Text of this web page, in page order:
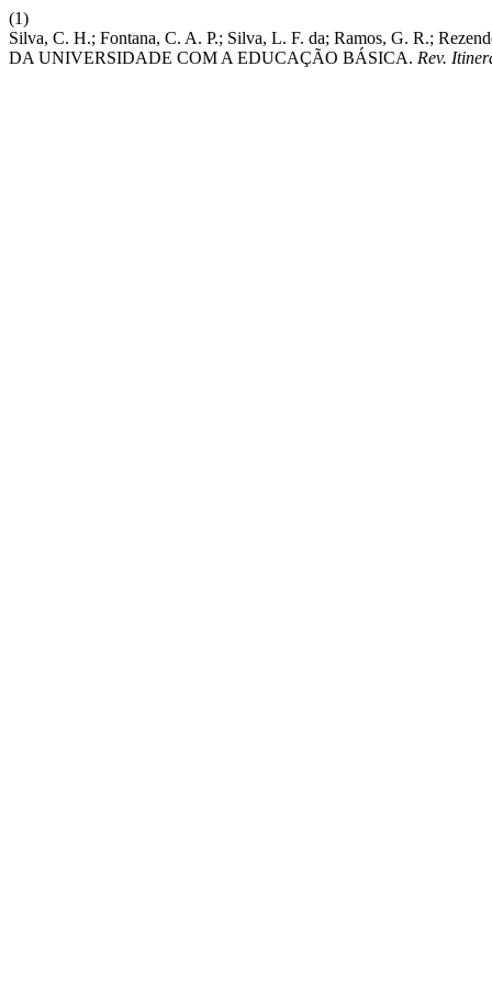
(1)
Silva, C. H.; Fontana, C. A. P.; Silva, L. F. da; Ramos, G. R.;
DA UNIVERSIDADE COM A EDUCAÇÃO BÁSICA. Rev.